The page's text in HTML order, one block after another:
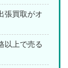
張買取がオ
以上で売る